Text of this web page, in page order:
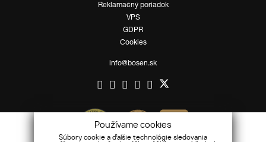
Používame cookies
Súbory cookie a ďalšie technológie sledovania
Reklamačný poriadok
VPS
GDPR
Cookies
info@bosen.sk